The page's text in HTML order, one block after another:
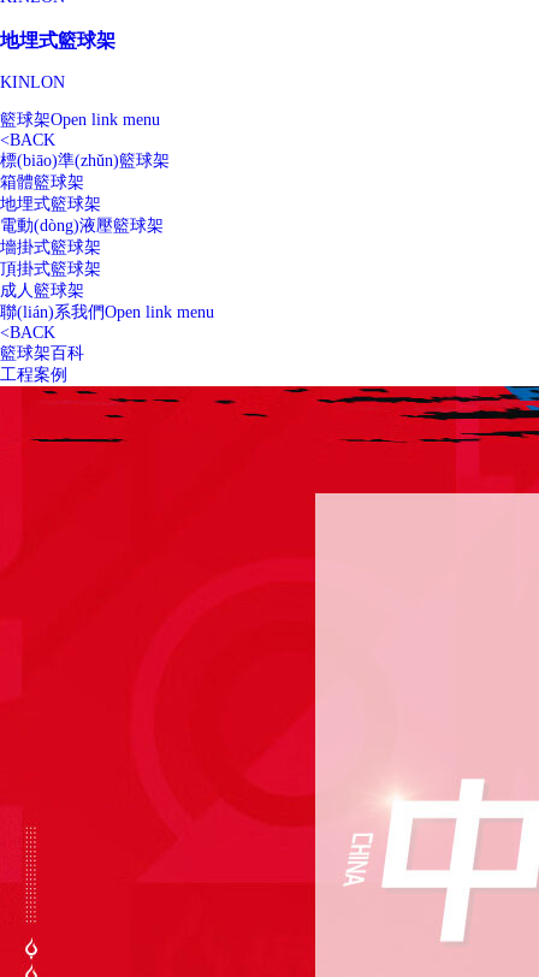
地埋式籃球架
KINLON
籃球架Open link menu
<BACK
標(biāo)準(zhǔn)籃球架
箱體籃球架
地埋式籃球架
電動(dòng)液壓籃球架
墻掛式籃球架
頂掛式籃球架
成人籃球架
聯(lián)系我們Open link menu
<BACK
籃球架百科
工程案例